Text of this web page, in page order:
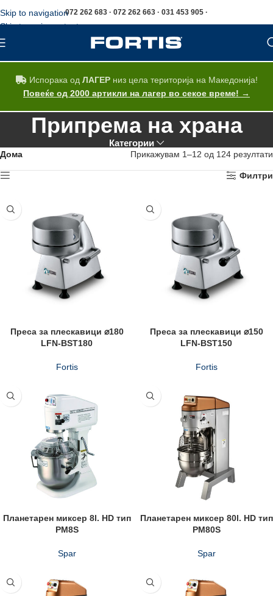
Skip to navigation
Skip to main content
072 262 683 · 072 262 663 · 031 453 905 ·
Испорака од ЛАГЕРниз цела територија на Македонија!
Повеќе од 2000 артикли на лагер во секое време! →
Припрема на храна
Категории
Дома Прикажувам 1–12 од 124 резултати
Филтри
Преса за плескавици ⌀180
LFN-BST180
Fortis
Преса за плескавици ⌀150
LFN-BST150
Fortis
Планетарен миксер 8l. HD тип
PM8S
Spar
Планетарен миксер 80l. HD тип
PM80S
Spar